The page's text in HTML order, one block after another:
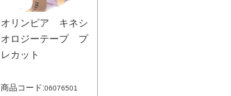
オリンピア キネシ
オロジーテープ プ
レカット
商品コード:06076501